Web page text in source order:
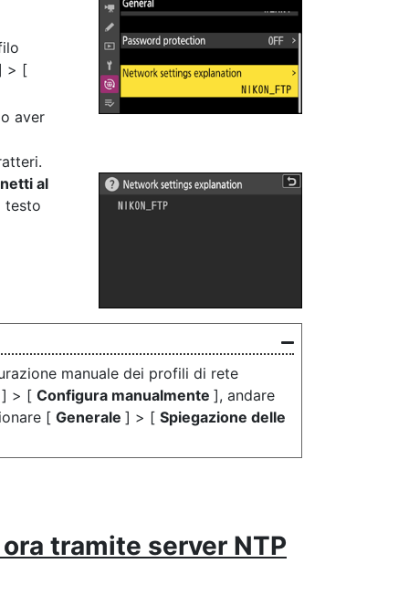
> [
aver
al
testo
manuale dei profili di rete
] > [ Configura manualmente ], andare
[ Generale ] > [ Spiegazione delle
tramite server NTP